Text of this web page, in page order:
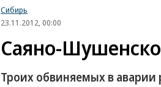
Сибирь
23.11.2012, 00:00
Саяно-
Троих обвиняемых в